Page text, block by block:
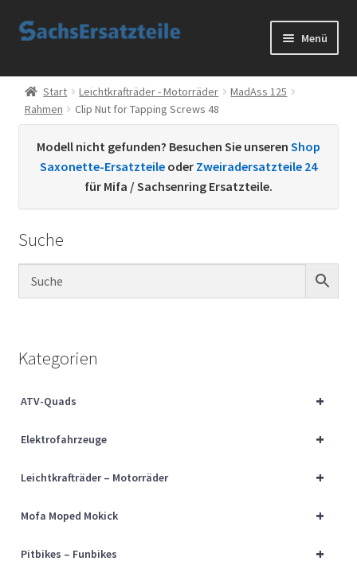
Zur
Zum
Menü
Start
AGB
Datenschutzerklärung
Kontakt
Sachs Ersatzteile
Über uns
Start Leichtkrafträder - Motorräder
MadAss 125
Rahmen
Clip Nut for Tapping Screws 48
Modell nicht gefunden? Besuchen Sie unseren Shop
Saxonette-Ersatzteile oder Zweiradersatzteile 24
für Mifa / Sachsenring Ersatzteile.
Suche
Kategorien
+
ATV-Quads
+
Elektrofahrzeuge
+
Leichtkrafträder – Motorräder
+
Mofa Moped Mokick
+
Pitbikes – Funbikes